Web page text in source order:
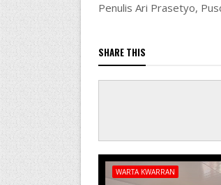
Penulis Ari Prasetyo,
SHARE THIS
WARTA KWARRAN